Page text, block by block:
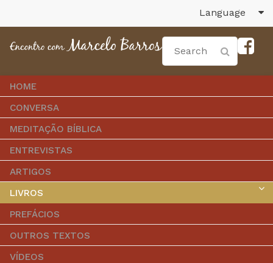
Language
HOME
CONVERSA
MEDITAÇÃO BÍBLICA
ENTREVISTAS
ARTIGOS
LIVROS
PREFÁCIOS
OUTROS TEXTOS
VÍDEOS